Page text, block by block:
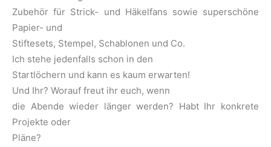
Zubehör für Strick- und Häkelfans sowie superschöne
Papier- und
Stiftesets, Stempel, Schablonen und Co.
Ich stehe jedenfalls schon in den
Startlöchern und kann es kaum erwarten!
Und Ihr? Worauf freut ihr euch, wenn
die Abende wieder länger werden? Habt Ihr konkrete
Projekte oder
Pläne?